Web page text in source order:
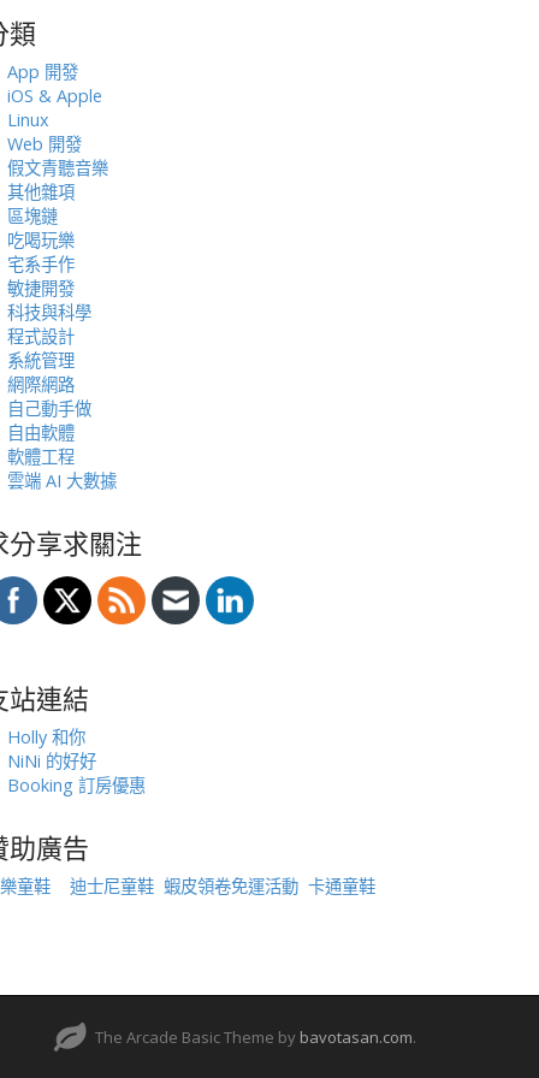
類
App 開發
iOS & Apple
Linux
Web 開發
假文青聽音樂
其他雜項
區塊鏈
吃喝玩樂
宅系手作
敏捷開發
科技與科學
程式設計
系統管理
網際網路
自己動手做
自由軟體
軟體工程
雲端 AI 大數據
分享求關注
站連結
Holly 和你
NiNi 的好好
Booking 訂房優惠
助廣告
童鞋 迪士尼童鞋 蝦皮領卷免運活動 卡通童鞋
The Arcade Basic Theme by bavotasan.com.